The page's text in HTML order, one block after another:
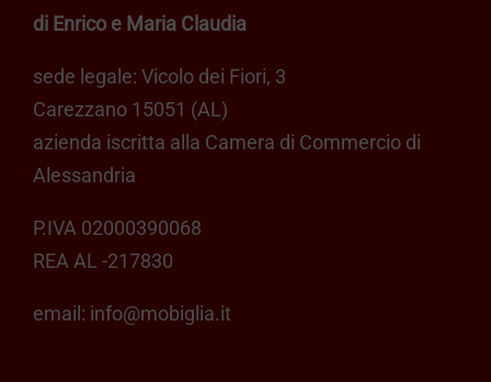
di Enrico e Maria Claudia
sede legale: Vicolo dei Fiori, 3
Carezzano 15051 (AL)
azienda iscritta alla Camera di Commercio di
Alessandria
P.IVA 02000390068
REA AL -217830
email: info@mobiglia.it